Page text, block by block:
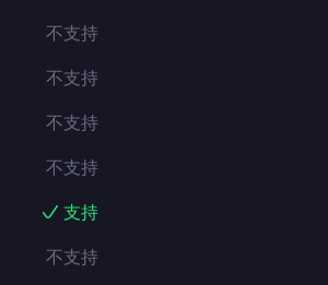
不支持
不支持
不支持
不支持
支持
不支持